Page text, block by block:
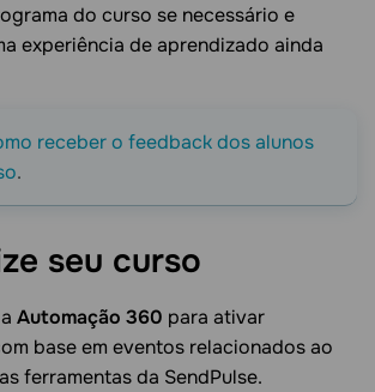
do curso se necessário e
experiência de aprendizado ainda
receber o feedback dos alunos
.
seu curso
Automação 360 para ativar
base em eventos relacionados ao
ferramentas da SendPulse.